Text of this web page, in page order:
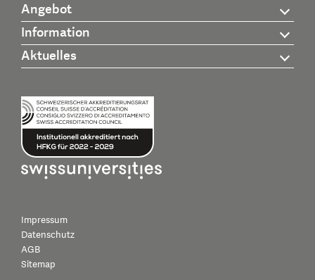
Angebot
Information
Aktuelles
Impressum
Datenschutz
AGB
Sitemap